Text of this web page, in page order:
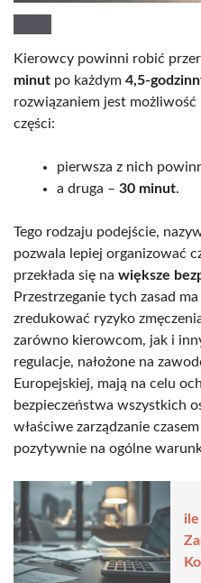
Kierowcy powinni robić
minut po każdym 4,5-
rozwiązaniem jest
części:
pierwsza z nich
a druga – 30 minut.
Tego rodzaju podejście,
pozwala lepiej organizować
przekłada się na większe
Przestrzeganie tych zasad
zredukować ryzyko
zarówno kierowcom, jak i
regulacje, nałożone na
Europejskiej, mają na celu
bezpieczeństwa wszystkich
właściwe zarządzanie
pozytywnie na ogólne
ile